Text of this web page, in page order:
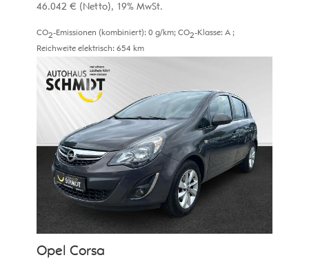
46.042 € (Netto) 19% MwSt.
CO2-Emissionen (kombiniert): 0 g/km; CO2-Klasse: A ;
Reichweite elektrisch: 654 km
Opel Corsa